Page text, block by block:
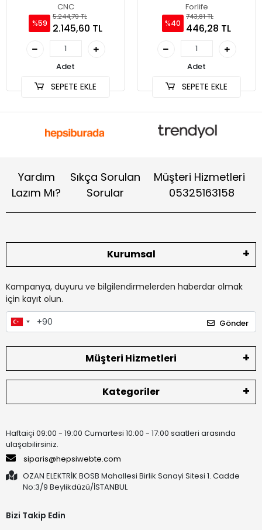
CNC
%59
5.244,79 TL
2.145,60 TL
Adet
SEPETE EKLE
Forlife
%40
743,81 TL
446,28 TL
Adet
SEPETE EKLE
Yardım
Lazım Mı?
Sıkça Sorulan
Sorular
Müşteri Hizmetleri
05325163158
Kurumsal
Kampanya, duyuru ve bilgilendirmelerden haberdar olmak
için kayıt olun.
Gönder
Müşteri Hizmetleri
Kategoriler
Haftaiçi 09:00 - 19:00 Cumartesi 10:00 - 17:00 saatleri arasında
ulaşabilirsiniz.
siparis@hepsiwebte.com
OZAN ELEKTRİK BOSB Mahallesi Birlik Sanayi Sitesi 1. Cadde
No:3/9 Beylikdüzü/İSTANBUL
Bizi Takip Edin